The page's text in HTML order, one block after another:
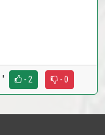
' - 2 - 0